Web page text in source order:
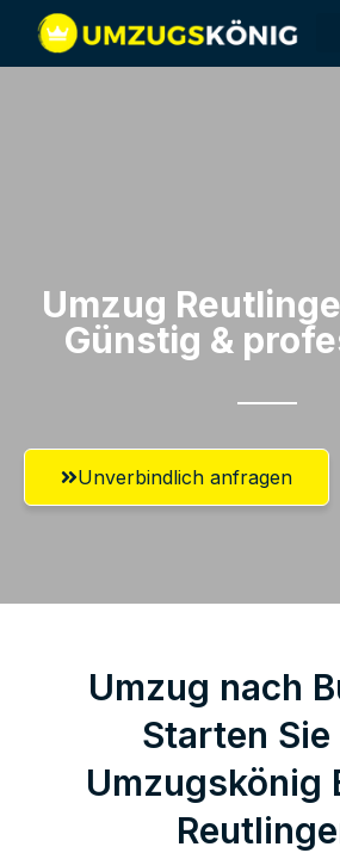
Umzug
Günstig &
Unverbindlich anfragen
Umzug nach
Starten
Umzugskönig